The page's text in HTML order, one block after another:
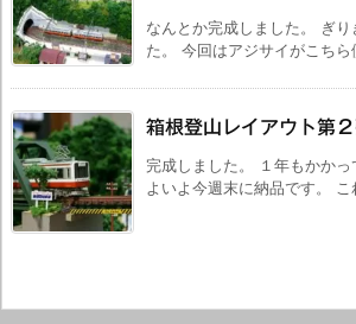
なんとか完成しました。 ぎり
た。 今回はアジサイがこち
箱根登山レイアウト第
完成しました。 １年もかか
よいよ今週末に納品です。 こ